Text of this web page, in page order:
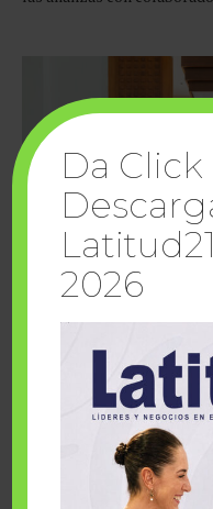
Cuando la
sueños Fairmont
Da Click
2026